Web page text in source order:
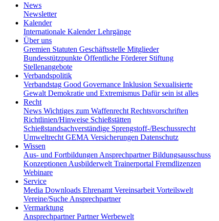
News
Newsletter
Kalender
Internationale KalenderLehrgänge
Über uns
Gremien Statuten Geschäftsstelle Mitglieder
Bundesstützpunkte Öffentliche Förderer Stiftung
Stellenangebote
Verbandspolitik
Verbandstag Good Governance Inklusion Sexualisierte
Gewalt Demokratie und Extremismus Dafür sein ist alles
Recht
News Wichtiges zum Waffenrecht Rechtsvorschriften
Richtlinien/Hinweise Schießstätten
Schießstandsachverständige Sprengstoff-/Beschussrecht
Umweltrecht GEMA Versicherungen Datenschutz
Wissen
Aus- und Fortbildungen AnsprechpartnerBildungsausschuss
Konzeptionen Ausbilderwelt Trainerportal Fremdlizenzen
Webinare
Service
Media Downloads Ehrenamt Vereinsarbeit Vorteilswelt
Vereine/Suche Ansprechpartner
Vermarktung
AnsprechpartnerPartnerWerbewelt